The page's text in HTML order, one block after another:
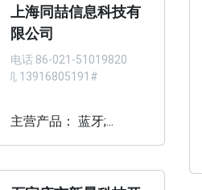
上海同喆信息科技有
限公司
电话 86-021-51019820
手机 13916805191#
主营产品： 蓝牙;...